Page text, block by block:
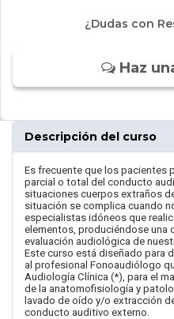
¿Dudas con
Haz
Descripción del curso
Es frecuente que los pacientes
parcial o total del conducto
situaciones cuerpos extraños
situación se complica cuando
especialistas idóneos que
elementos, produciéndose una
evaluación audiológica de
Este curso está diseñado para
al profesional Fonoaudiólogo
Audiología Clínica (*), para el
de la anatomofisiología y
lavado de oído y/o extracción
conducto auditivo externo.